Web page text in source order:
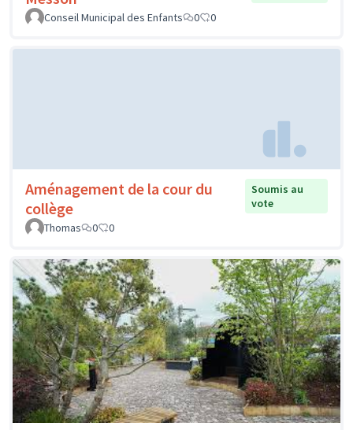
Conseil Municipal des Enfants
0 0
Aménagement de la cour du
collège
Soumis au
vote
Thomas
0 0